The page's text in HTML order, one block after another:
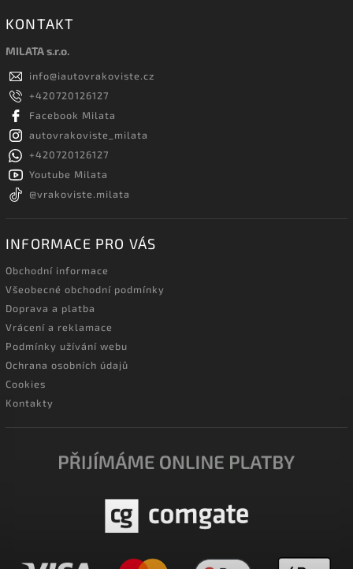
KONTAKT
MILATA s.r.o.
info@iautovrakoviste.cz
+420720126127
Facebook Milata
autovrakoviste_milata
+420720126127
Youtube Milata
@vrakoviste.milata
INFORMACE PRO VÁS
Obchodní informace
Všeobecné obchodní podmínky
Doprava a platba
Vrácení a reklamace
Podmínky užívání webu
Ochrana osobních údajů
Cookies
Kontakty